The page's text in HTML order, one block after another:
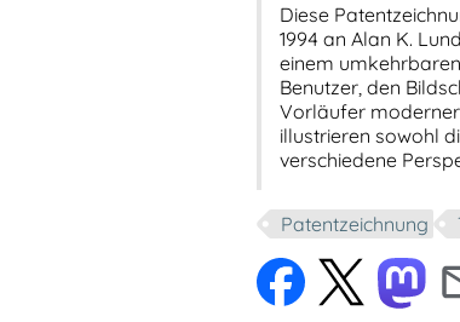
Diese
1994 an Alan K.
einem
Benutzer, den
Vorläufer moderner
illustrieren sowohl
verschiedene
Patentzeichnung